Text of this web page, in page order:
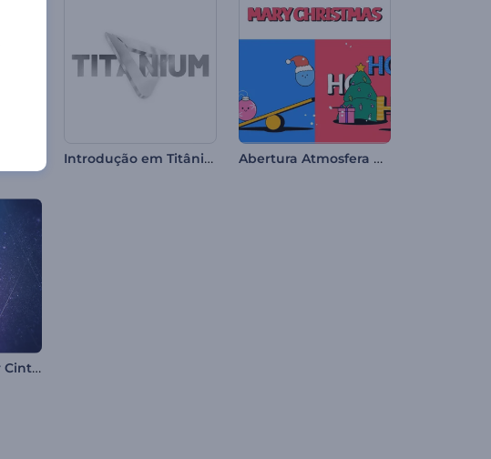
Introdução em Titânio Forjado Abertura Atmosfera de Natal 2D
Logo com Glitter Cintilante